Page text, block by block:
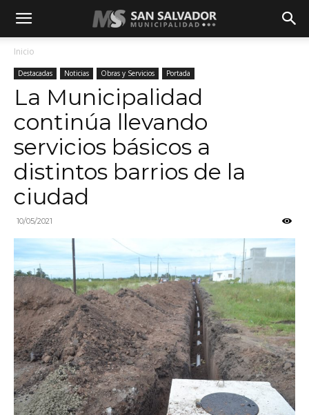
Inicio
Destacadas Noticias Obras y Servicios Portada
La Municipalidad
continúa llevando
servicios básicos a
distintos barrios de la
ciudad
10/05/2021